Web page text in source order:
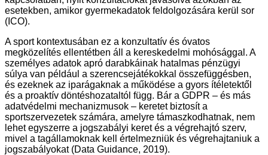
esetekben, amikor gyermekadatok feldolgozására kerül sor
(ICO).
A sport kontextusában ez a konzultatív és óvatos
megközelítés ellentétben áll a kereskedelmi mohósággal. A
személyes adatok apró darabkáinak hatalmas pénzügyi
súlya van például a szerencsejátékokkal összefüggésben,
és ezeknek az iparágaknak a működése a gyors ítéletektől
és a proaktív döntéshozataltól függ. Bár a GDPR – és más
adatvédelmi mechanizmusok – keretet biztosít a
sportszervezetek számára, amelyre támaszkodhatnak, nem
lehet egyszerre a jogszabályi keret és a végrehajtó szerv,
mivel a tagállamoknak kell értelmezniük és végrehajtaniuk a
jogszabályokat (Data Guidance, 2019).